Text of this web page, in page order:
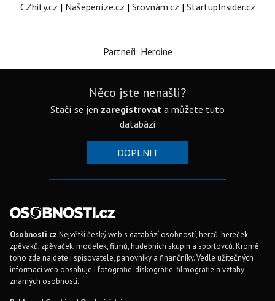
CZhity.cz | Našepeníze.cz | Srovnám.cz | StartupInsider.cz
Partneři: Heroine
Něco jste nenašli?
Stačí se jen zaregistrovat a můžete tuto
databázi
DOPLNIT
Osobnosti.cz Největší český web s databází osobností, herců, hereček,
zpěváků, zpěvaček, modelek, filmů, hudebních skupin a sportovců. Kromě
toho zde najdete i spisovatele, panovníky a finančníky. Vedle užitečných
informací web obsahuje i fotografie, diskografie, filmografie a vztahy
známých osobností.